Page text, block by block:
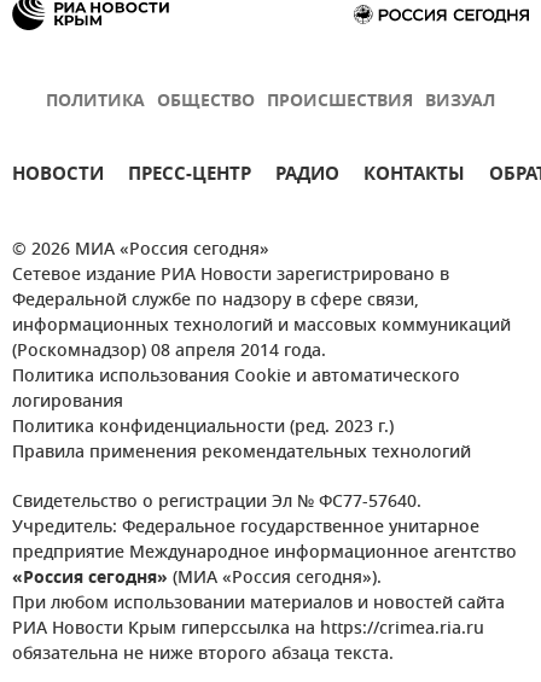
ПОЛИТИКА ОБЩЕСТВО ПРОИСШЕСТВИЯ ВИЗУАЛ
НОВОСТИ ПРЕСС-ЦЕНТР РАДИО КОНТАКТЫ
© 2026 МИА «Россия сегодня»
Сетевое издание РИА Новости зарегистрировано в
Федеральной службе по надзору в сфере связи,
информационных технологий и массовых коммуникаций
(Роскомнадзор) 08 апреля 2014 года.
Политика использования Cookie и автоматического
логирования
Политика конфиденциальности (ред. 2023 г.)
Правила применения рекомендательных технологий
Свидетельство о регистрации Эл № ФС77-57640.
Учредитель: Федеральное государственное унитарное
предприятие Международное информационное агентство
«Россия сегодня» (МИА «Россия сегодня»).
При любом использовании материалов и новостей сайта
РИА Новости Крым гиперссылка на https://crimea.ria.ru
обязательна не ниже второго абзаца текста.